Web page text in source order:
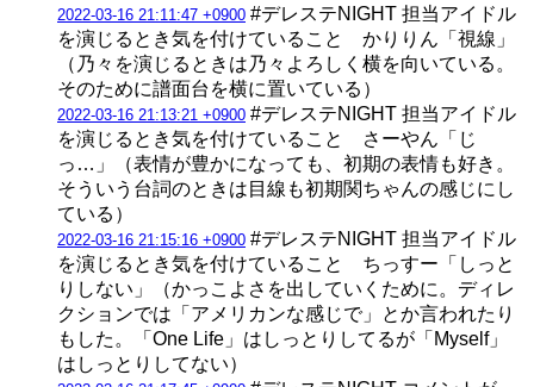
2022-03-16 21:11:47 +0900 #デレステNIGHT 担当アイドル
を演じるとき気を付けていること かりりん「視線」
（乃々を演じるときは乃々よろしく横を向いている。
そのために譜面台を横に置いている）
2022-03-16 21:13:21 +0900 #デレステNIGHT 担当アイドル
を演じるとき気を付けていること さーやん「じ
っ…」（表情が豊かになっても、初期の表情も好き。
そういう台詞のときは目線も初期関ちゃんの感じにし
ている）
2022-03-16 21:15:16 +0900 #デレステNIGHT 担当アイドル
を演じるとき気を付けていること ちっすー「しっと
りしない」（かっこよさを出していくために。ディレ
クションでは「アメリカンな感じで」とか言われたり
もした。「One Life」はしっとりしてるが「Myself」
はしっとりしてない）